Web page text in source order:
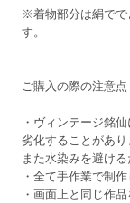
※着物部分は絹でで
す。
ご購入の際の注意点
・ヴィンテージ銘
劣化することがあり
また水染みを避け
・全て手作業で制作
・画面上と同じ作